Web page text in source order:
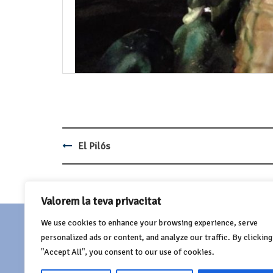
Valorem la teva privacitat
We use cookies to enhance your browsing experience, serve
personalized ads or content, and analyze our traffic. By clicking
"Accept All", you consent to our use of cookies.
Post
El Pilós
FEDERACIÓ AGRUPACIÓ DEL BESTIARI FESTIU I
POPULAR DE CATALUNYA
Seu social: